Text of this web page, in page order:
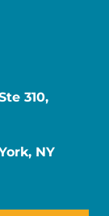
310,
NY